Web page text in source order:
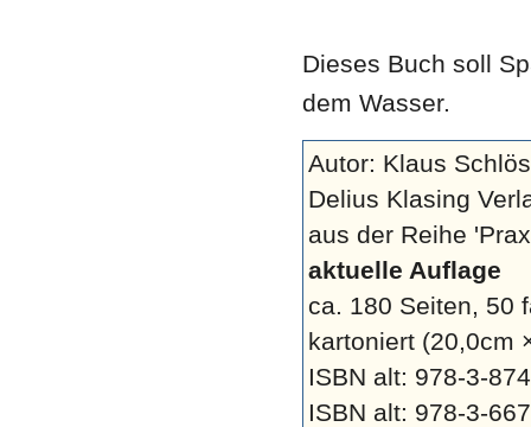
Dieses Buch soll
dem Wasser.
Autor: Klaus
Delius Klasing
aus der Reihe
aktuelle Auflage
ca. 180 Seiten, 50
kartoniert (20,0cm
ISBN alt: 978-3-
ISBN alt: 978-3-